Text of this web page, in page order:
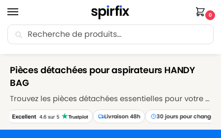
0
🚚 Livraison Point Relais offerte dès 30€ d’achat.
Pièces détachées pour aspirateurs HANDY
BAG
Trouvez les pièces détachées essentielles pour votre aspirateur HANDY BAG sur Spirfix. Explorez notre sélection de sacs, filtres, brosses et accessoires pour maintenir votre aspirateur HANDY BAG en parfait état de fonctionnement. Réparez et entretenez votre appareil avec nos pièces détachées de qualité supérieure, garantissant des performances de nettoyage optimales.
Livraison 48h 30 jours pour changer